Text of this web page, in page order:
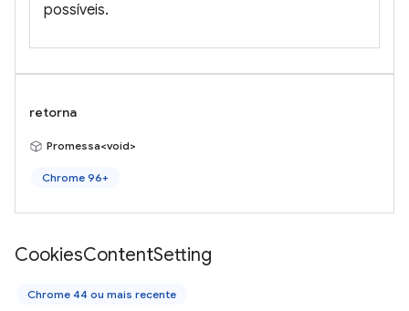
possíveis.
retorna
Promessa<void>
Chrome 96+
CookiesContentSetting
Chrome 44 ou mais recente